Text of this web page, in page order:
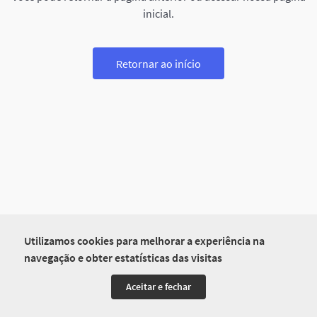
Utilizamos cookies para melhorar a experiência na
navegação e obter estatísticas das visitas
Aceitar e fechar
inicial.
Retornar ao início